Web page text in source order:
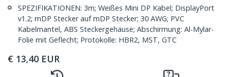
SPEZIFIKATIONEN: 3m; Weißes Mini DP Kabel; DisplayPort
v1.2; mDP Stecker auf mDP Stecker; 30 AWG; PVC
Kabelmantel, ABS Steckergehäuse; Abschirmung: Al-Mylar-
Folie mit Geflecht; Protokolle: HBR2, MST, GTC
€ 13,40 EUR